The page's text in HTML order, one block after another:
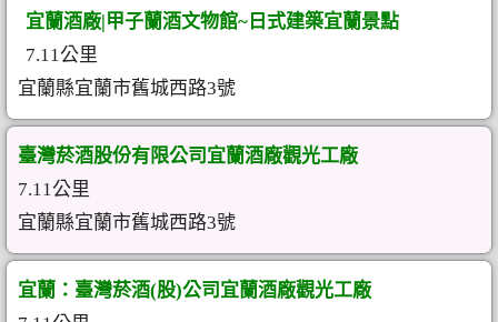
宜蘭酒廠|甲子蘭酒文物館~日式建築宜蘭景點
7.11公里
宜蘭縣宜蘭市舊城西路3號
臺灣菸酒股份有限公司宜蘭酒廠觀光工廠
7.11公里
宜蘭縣宜蘭市舊城西路3號
宜蘭：臺灣菸酒(股)公司宜蘭酒廠觀光工廠